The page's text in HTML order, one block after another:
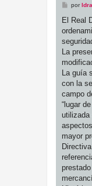
M
n
a
j
e
por
El Real
La
La guía
con la
campo
“lugar
utilizada
mayor